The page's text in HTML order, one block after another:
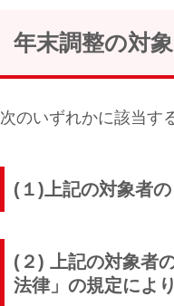
年末調整の対
次のいずれかに該当す
(１)上記の対象者
(２) 上記の対象者
法律」の規定によ